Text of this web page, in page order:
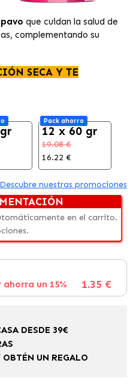
que cuidan la salud de
complementando su
músculos, piel y
SECA Y TE
Pack ahorro
12 x 60 gr
19.08 €
16.22 €
Descubre nuestras promociones
en el carrito.
ahorra un 15% 1.35 €
DESDE 39€
UN REGALO